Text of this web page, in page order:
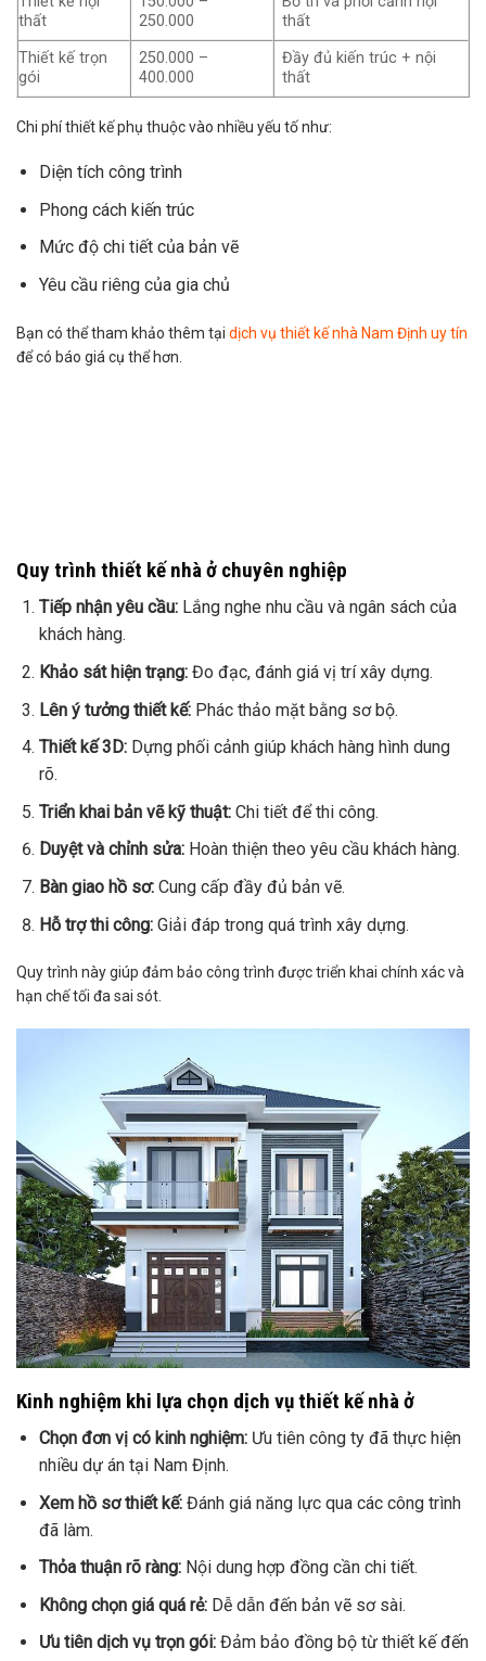
thất
250.000
thất
Thiết kế trọn
gói
250.000 –
400.000
Đầy đủ kiến trúc + nội
thất
Chi phí thiết kế phụ thuộc vào nhiều yếu tố như:
Diện tích công trình
Phong cách kiến trúc
Mức độ chi tiết của bản vẽ
Yêu cầu riêng của gia chủ
Bạn có thể tham khảo thêm tại dịch vụ thiết kế nhà Nam Định uy tín
để có báo giá cụ thể hơn.
Quy trình thiết kế nhà ở chuyên nghiệp
Tiếp nhận yêu cầu:Lắng nghe nhu cầu và ngân sách của
khách hàng.
Khảo sát hiện trạng:Đo đạc, đánh giá vị trí xây dựng.
Lên ý tưởng thiết kế:Phác thảo mặt bằng sơ bộ.
Thiết kế 3D:Dựng phối cảnh giúp khách hàng hình dung
rõ.
Triển khai bản vẽ kỹ thuật:Chi tiết để thi công.
Duyệt và chỉnh sửa:Hoàn thiện theo yêu cầu khách hàng.
Bàn giao hồ sơ:Cung cấp đầy đủ bản vẽ.
Hỗ trợ thi công:Giải đáp trong quá trình xây dựng.
Quy trình này giúp đảm bảo công trình được triển khai chính xác và
hạn chế tối đa sai sót.
Kinh nghiệm khi lựa chọn dịch vụ thiết kế nhà ở
Chọn đơn vị có kinh nghiệm:Ưu tiên công ty đã thực hiện
nhiều dự án tại Nam Định.
Xem hồ sơ thiết kế:Đánh giá năng lực qua các công trình
đã làm.
Thỏa thuận rõ ràng:Nội dung hợp đồng cần chi tiết.
Không chọn giá quá rẻ:Dễ dẫn đến bản vẽ sơ sài.
Ưu tiên dịch vụ trọn gói:Đảm bảo đồng bộ từ thiết kế đến